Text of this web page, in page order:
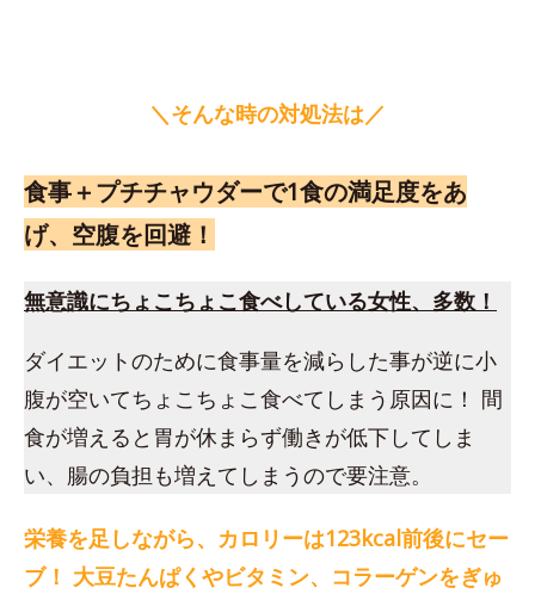
＼そんな時の対処法は／
食事＋プチチャウダーで1食の満足度をあ
げ、空腹を回避！
無意識にちょこちょこ食べしている女性、多数！
ダイエットのために食事量を減らした事が逆に小
腹が空いてちょこちょこ食べてしまう原因に！ 間
食が増えると胃が休まらず働きが低下してしま
い、腸の負担も増えてしまうので要注意。
栄養を足しながら、カロリーは123kcal前後にセー
ブ！ 大豆たんぱくやビタミン、コラーゲンをぎゅ